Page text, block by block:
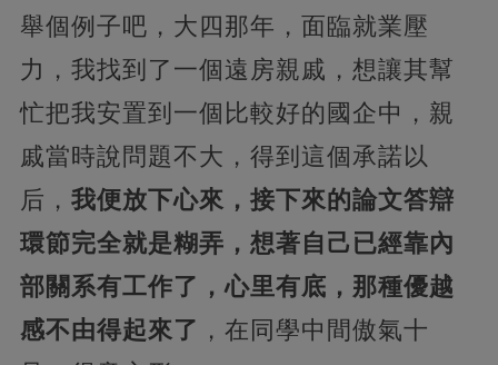
舉個例子吧，大四那年，面臨就業壓
力，我找到了一個遠房親戚，想讓其幫
忙把我安置到一個比較好的國企中，親
戚當時說問題不大，得到這個承諾以
后， 我便放下心來，接下來的論文答辯
環節完全就是糊弄，想著自己已經靠內
部關系有工作了，心里有底，那種優越
感不由得起來了 ，在同學中間傲氣十